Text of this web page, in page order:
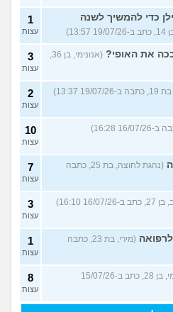
כדי להמשיך לשנה
1
עצות
ככה את האופי?
(אנונימי, בן 36,
3
עצות
13:37)
2
עצות
10
עצות
(נהגת לחוצה, בת 25, כתבה
7
עצות
16/07/26 16:10)
3
עצות
(מירי, בת 23, כתבה
1
עצות
(אנונימי, בן 28, כתב ב-15/07/26
8
עצות